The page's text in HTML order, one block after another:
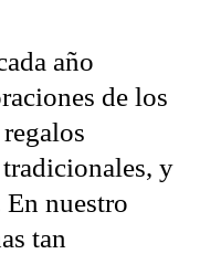
año
de los
y
nuestro
tan